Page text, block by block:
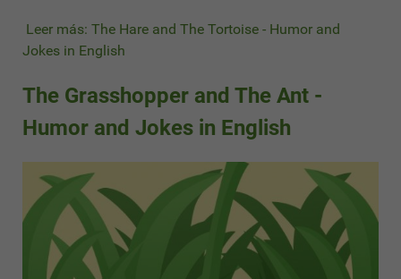
Leer más: The Hare and The Tortoise - Humor and
Jokes in English
The Grasshopper and The Ant -
Humor and Jokes in English